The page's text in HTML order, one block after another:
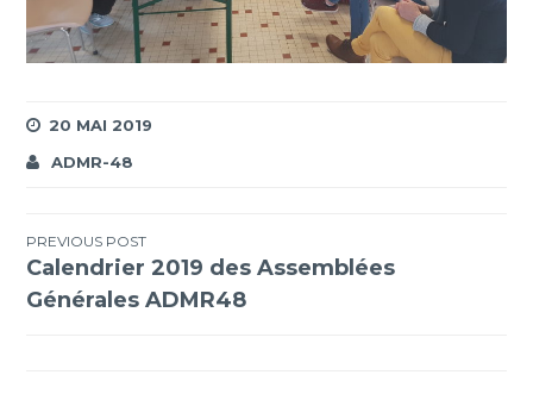
20 MAI 2019
ADMR-48
Navigation
de
PREVIOUS POST
Calendrier 2019 des Assemblées
Générales ADMR48